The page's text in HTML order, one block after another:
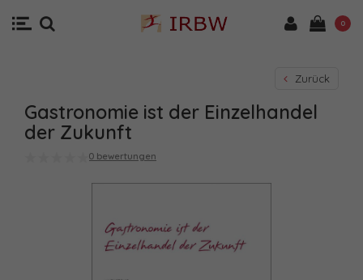
0
Zurück
Gastronomie ist der Einzelhandel
der Zukunft
0 bewertungen